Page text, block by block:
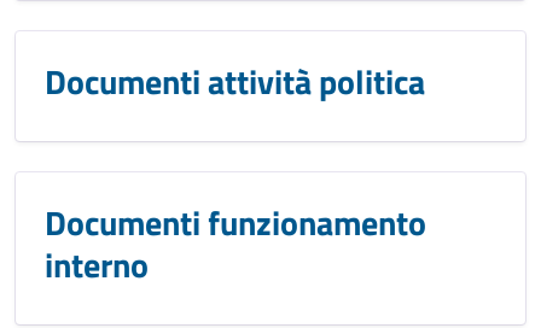
Documenti attività politica
Documenti funzionamento
interno